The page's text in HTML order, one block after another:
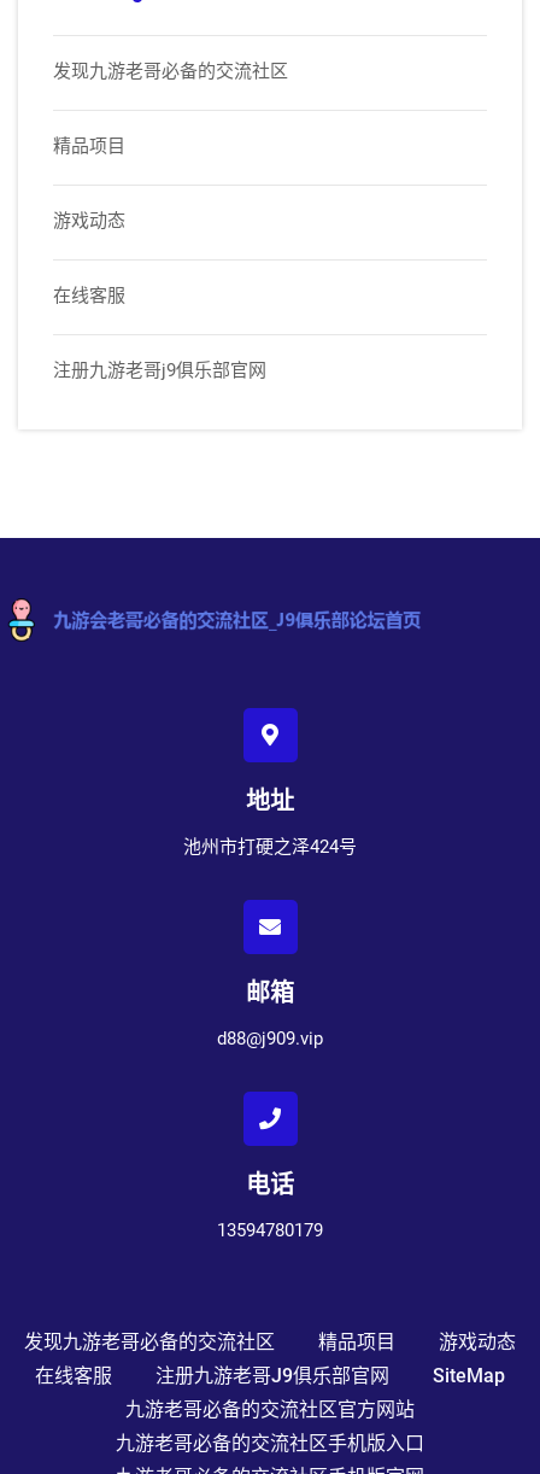
发现九游老哥必备的交流社区
精品项目
游戏动态
在线客服
注册九游老哥j9俱乐部官网
地址
池州市打硬之泽424号
邮箱
d88@j909.vip
电话
13594780179
发现九游老哥必备的交流社区 精品项目
游戏动态
在线客服
注册九游老哥j9俱乐部官网
SiteMap
九游老哥必备的交流社区官方网站
九游老哥必备的交流社区手机版入口